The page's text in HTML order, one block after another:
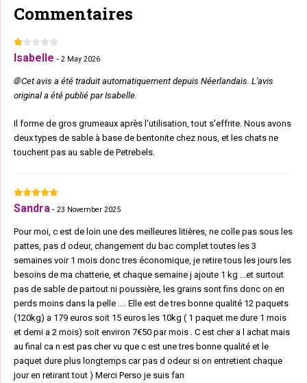
Commentaires
Isabelle - 2 May 2026
🌐 Cet avis a été traduit automatiquement depuis Néerlandais. L'avis
original a été publié par Isabelle.
Il forme de gros grumeaux après l'utilisation, tout s'effrite. Nous avons
deux types de sable à base de bentonite chez nous, et les chats ne
touchent pas au sable de Petrebels.
Sandra - 23 November 2025
Pour moi, c est de loin une des meilleures litières, ne colle pas sous les
pattes, pas d odeur, changement du bac complet toutes les 3
semaines voir 1 mois donc tres économique, je retire tous les jours les
besoins de ma chatterie, et chaque semaine j ajoute 1 kg ...et surtout
pas de sable de partout ni poussière, les grains sont fins donc on en
perds moins dans la pelle .... Elle est de tres bonne qualité 12 paquets
(120kg) a 179 euros soit 15 euros les 10kg ( 1 paquet me dure 1 mois
et demi a 2 mois) soit environ 7€50 par mois . C est cher a l achat mais
au final ca n est pas cher vu que c est une tres bonne qualité et le
paquet dure plus longtemps car pas d odeur si on entretient chaque
jour en retirant tout ) Merci Perso je suis fan